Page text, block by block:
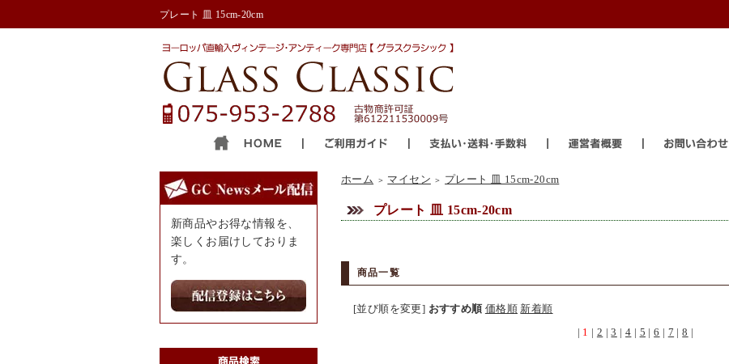
プレート 皿 15cm-20cm
新商品やお得な情報を、
楽しくお届けしておりま
す。
ホーム ＞ マイセン ＞ プレート 皿 15cm-20cm
プレート 皿 15cm-20cm
商品一覧
[並び順を変更] おすすめ順 価格順 新着順
| 1 | 2 |3 |4 | 5 |6 | 7 |8 |